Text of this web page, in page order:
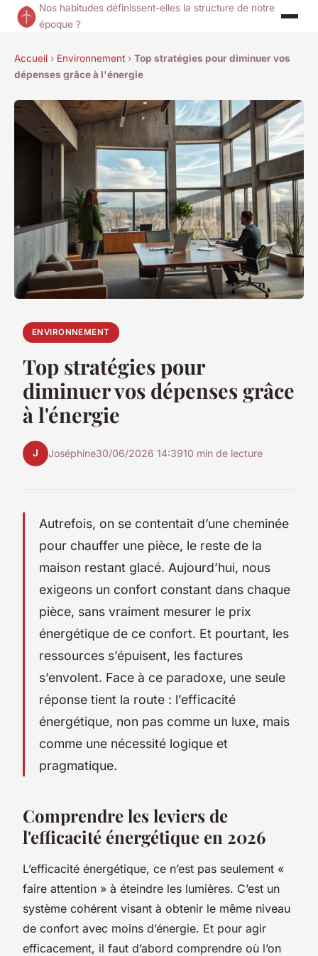
Nos habitudes définissent-elles la structure de notre
époque ?
Accueil › Environnement › Top stratégies pour diminuer vos
dépenses grâce à l'énergie
ENVIRONNEMENT
Top stratégies pour
diminuer vos dépenses grâce
à l'énergie
J Joséphine30/06/2026 14:3910 min de lecture
Autrefois, on se contentait d’une cheminée
pour chauffer une pièce, le reste de la
maison restant glacé. Aujourd’hui, nous
exigeons un confort constant dans chaque
pièce, sans vraiment mesurer le prix
énergétique de ce confort. Et pourtant, les
ressources s’épuisent, les factures
s’envolent. Face à ce paradoxe, une seule
réponse tient la route : l’efficacité
énergétique, non pas comme un luxe, mais
comme une nécessité logique et
pragmatique.
Comprendre les leviers de
l'efficacité énergétique en 2026
L’efficacité énergétique, ce n’est pas seulement «
faire attention » à éteindre les lumières. C’est un
système cohérent visant à obtenir le même niveau
de confort avec moins d’énergie. Et pour agir
efficacement, il faut d’abord comprendre où l’on